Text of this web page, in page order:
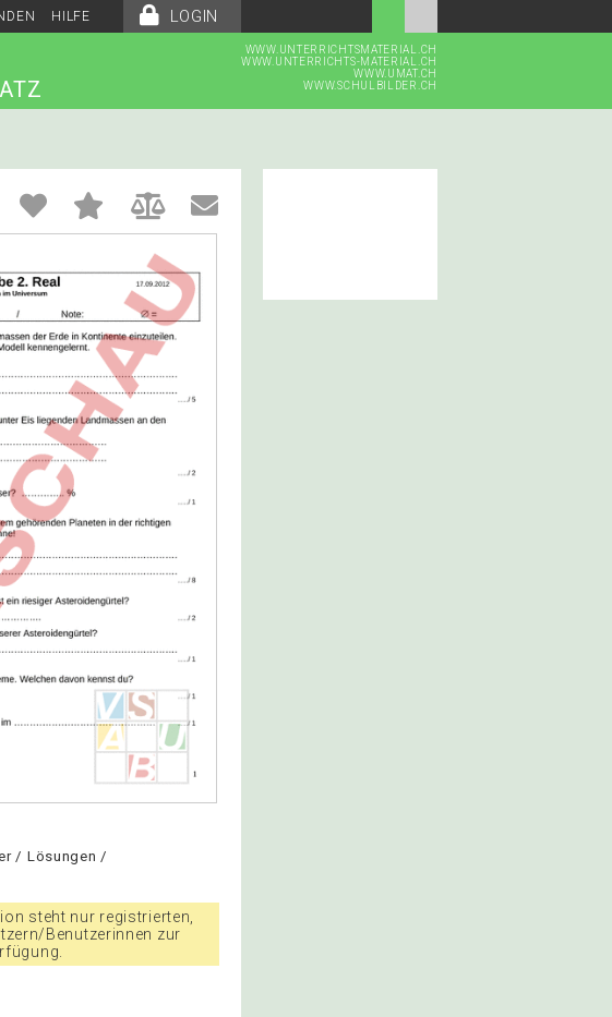
LOGIN
HILFE
WWW.UNTERRICHTSMATERIAL.CH
WWW.UNTERRICHTS-MATERIAL.CH
WWW.UMAT.CH
WWW.SCHULBILDER.CH
/ Lösungen /
steht nur registrierten,
Benutzerinnen zur